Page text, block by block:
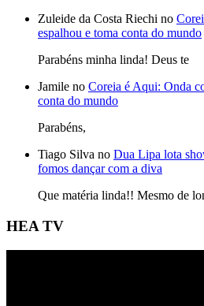
Zuleide da Costa Riechi no
espalhou e toma conta do mundo
Parabéns minha linda! Deus te
Jamile no Coreia é Aqui: Onda
conta do mundo
Parabéns,
Tiago Silva no Dua Lipa lota
fomos dançar com a diva
Que matéria linda!! Mesmo de
HEA TV